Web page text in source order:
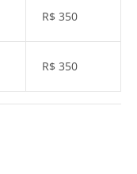
R$ 350
R$ 350